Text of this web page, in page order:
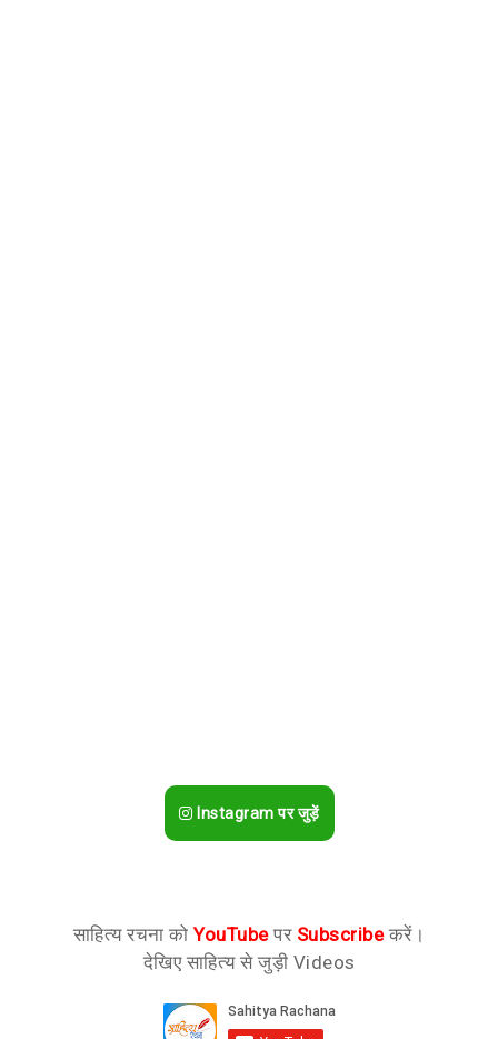
Instagram पर जुड़ें
साहित्य रचना कोYouTubeपर Subscribeकरें।
देखिए साहित्य से जुड़ी Videos